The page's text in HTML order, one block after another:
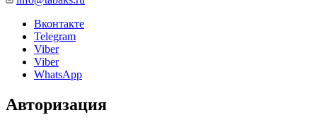
Вконтакте
Telegram
Viber
Viber
WhatsApp
Авторизация